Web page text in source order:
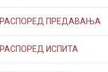
РАСПОРЕД ПРЕДАВАЊА
РАСПОРЕД ИСПИТА